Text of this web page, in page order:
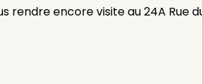
rendre encore visite au 24A Rue